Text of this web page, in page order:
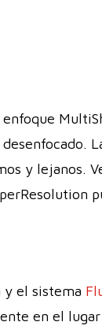
y lejanos.
y el sistema
en el